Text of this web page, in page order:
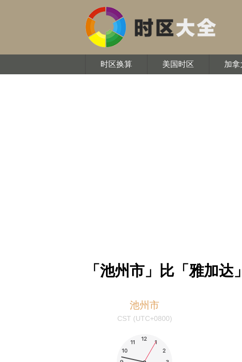
时区换算 美国时区 加拿
「池州市」比「雅加达
池州市
CST (UTC+0800)